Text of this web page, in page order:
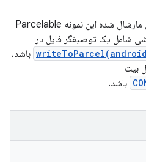
انواع اشیاء ویژه موجود در نمایش مارشال شده این نمونه Parcelable
شی شامل یک توصیفگر فایل در
باشد،
بیت
باشد.